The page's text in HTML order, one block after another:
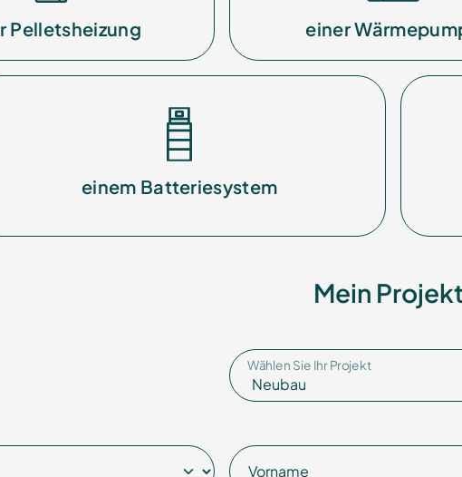
Pelletsheizung einer
einem Batteriesystem
Mein
Wählen Sie Ihr Projekt
Vorname